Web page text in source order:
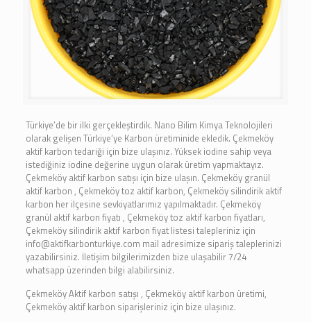
Türkiye’de bir ilki gerçekleştirdik. Nano Bilim Kimya Teknolojileri
olarak gelişen Türkiye’ye Karbon üretiminide ekledik. Çekmeköy
aktif karbon tedariği için bize ulaşınız. Yüksek iodine sahip veya
istediğiniz iodine değerine uygun olarak üretim yapmaktayız.
Çekmeköy aktif karbon satışı için bize ulaşın. Çekmeköy granül
aktif karbon , Çekmeköy toz aktif karbon, Çekmeköy silindirik aktif
karbon her ilçesine sevkiyatlarımız yapılmaktadır. Çekmeköy
granül aktif karbon fiyatı , Çekmeköy toz aktif karbon fiyatları,
Çekmeköy silindirik aktif karbon fiyat listesi talepleriniz için
info@aktifkarbonturkiye.com mail adresimize sipariş taleplerinizi
yazabilirsiniz. İletişim bilgilerimizden bize ulaşabilir 7/24
whatsapp üzerinden bilgi alabilirsiniz.
Çekmeköy Aktif karbon satışı , Çekmeköy aktif karbon üretimi,
Çekmeköy aktif karbon siparişleriniz için bize ulaşınız.